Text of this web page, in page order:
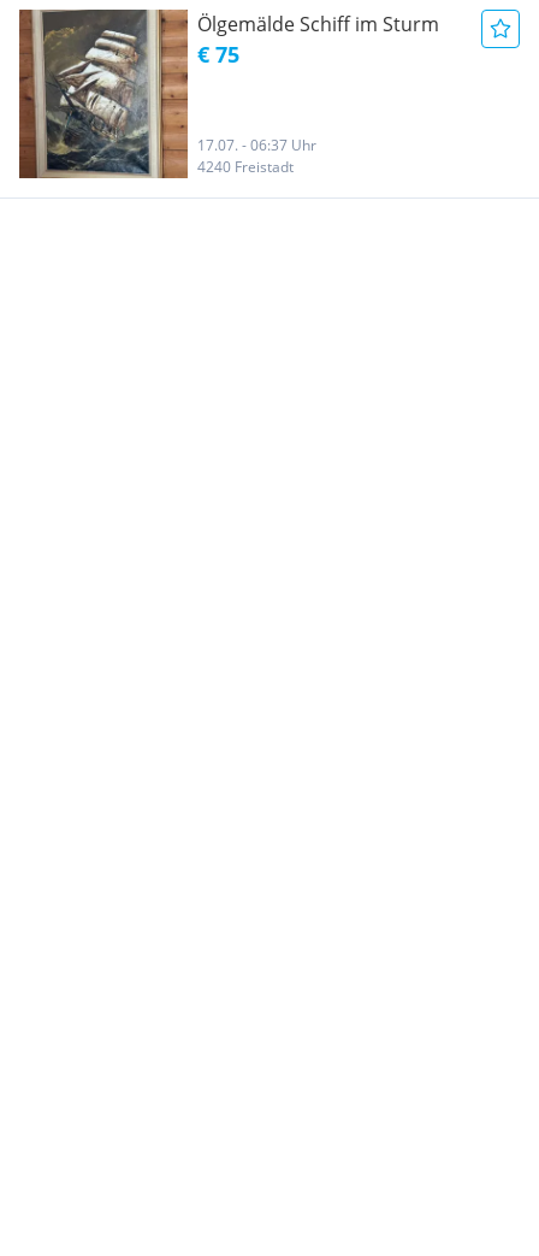
Ölgemälde Schiff im Sturm
€ 75
17.07. - 06:37 Uhr
4240 Freistadt